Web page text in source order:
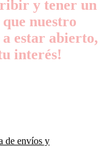
y tener un
nuestro
estar abierto,
interés!
de envíos y